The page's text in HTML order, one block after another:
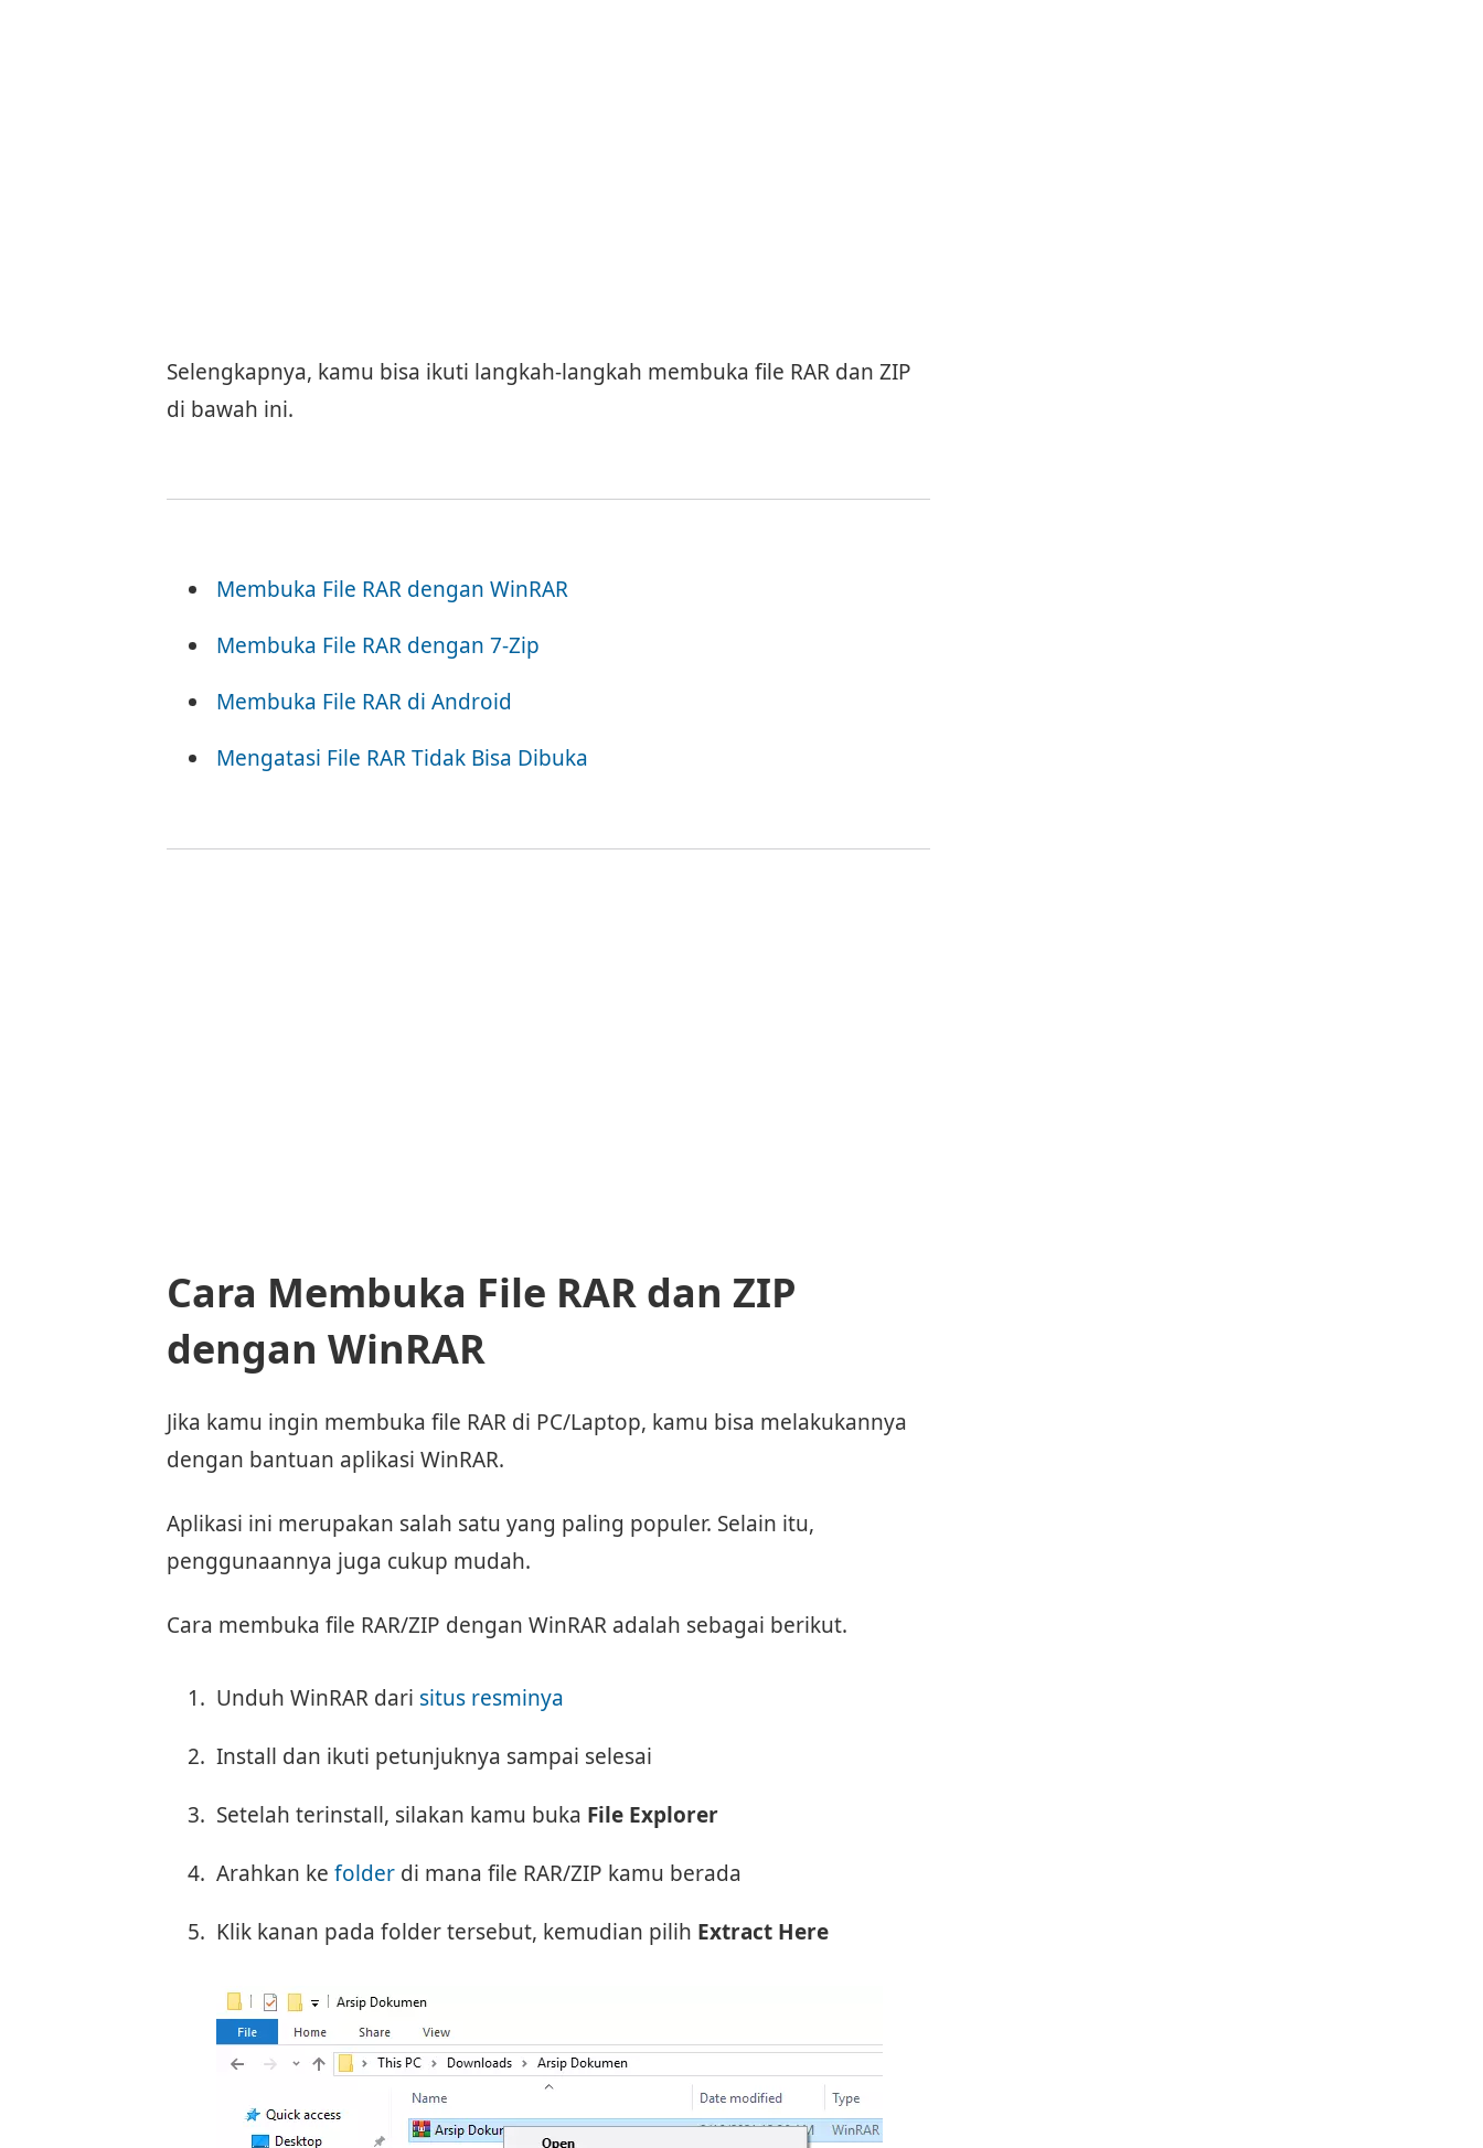
Selengkapnya, kamu bisa ikuti langkah-langkah membuka file RAR dan ZIP
di bawah ini.
Membuka File RAR dengan WinRAR
Membuka File RAR dengan 7-Zip
Membuka File RAR di Android
Mengatasi File RAR Tidak Bisa Dibuka
Cara Membuka File RAR dan ZIP
dengan WinRAR
Jika kamu ingin membuka file RAR di PC/Laptop, kamu bisa melakukannya
dengan bantuan aplikasi WinRAR.
Aplikasi ini merupakan salah satu yang paling populer. Selain itu,
penggunaannya juga cukup mudah.
Cara membuka file RAR/ZIP dengan WinRAR adalah sebagai berikut.
Unduh WinRAR dari situs resminya
Install dan ikuti petunjuknya sampai selesai
Setelah terinstall, silakan kamu buka File Explorer
Arahkan ke folderdi mana file RAR/ZIP kamu berada
Klik kanan pada folder tersebut, kemudian pilih Extract Here